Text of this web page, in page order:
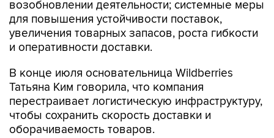
возобновлении деятельности; системные меры
для повышения устойчивости поставок,
увеличения товарных запасов, роста гибкости
и оперативности доставки.
В конце июля основательница Wildberries
Татьяна Ким говорила, что компания
перестраивает логистическую инфраструктуру,
чтобы сохранить скорость доставки и
оборачиваемость товаров.